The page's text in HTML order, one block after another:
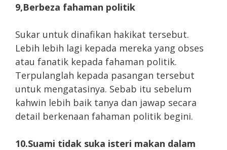
9,Berbeza fahaman politik
Sukar untuk dinafikan hakikat tersebut.
Lebih lebih lagi kepada mereka yang obses
atau fanatik kepada fahaman politik.
Terpulanglah kepada pasangan tersebut
untuk mengatasinya. Sebab itu sebelum
kahwin lebih baik tanya dan jawap secara
detail berkenaan fahaman politik begini.
10.Suami tidak suka isteri makan dalam